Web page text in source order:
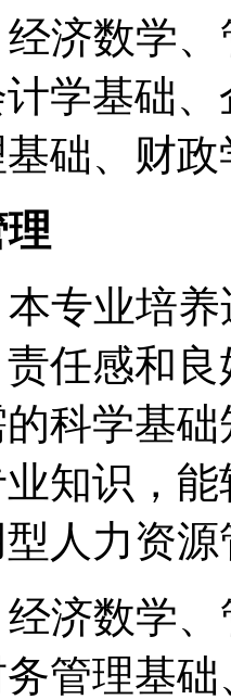
济数学、
学基础
础、财
专业培养
任感和
科学基
知识，
人力资
济数学、
管理基